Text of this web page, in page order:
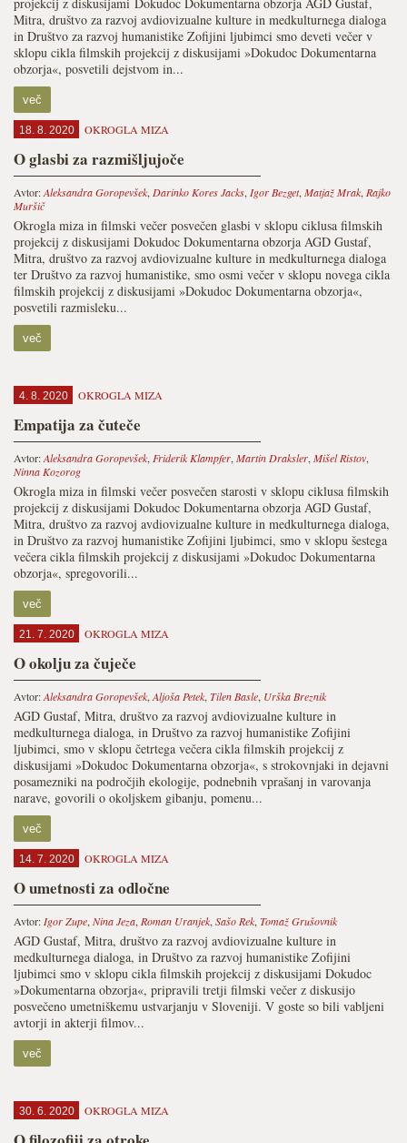
Mitra, društvo za razvoj avdiovizualne kulture in medkulturnega dialoga
in Društvo za razvoj humanistike Zofijini ljubimci smo deveti večer v
sklopu cikla filmskih projekcij z diskusijami »Dokudoc Dokumentarna
obzorja«, posvetili dejstvom in...
več
18. 8. 2020 OKROGLA MIZA
O glasbi za razmišljujoče
Avtor:Aleksandra Goropevšek, Darinko Kores Jacks, Igor Bezget, Matjaž Mrak, Rajko
Muršič
Okrogla miza in filmski večer posvečen glasbi v sklopu ciklusa filmskih
projekcij z diskusijami Dokudoc Dokumentarna obzorja AGD Gustaf,
Mitra, društvo za razvoj avdiovizualne kulture in medkulturnega dialoga
ter Društvo za razvoj humanistike, smo osmi večer v sklopu novega cikla
filmskih projekcij z diskusijami »Dokudoc Dokumentarna obzorja«,
posvetili razmisleku...
več
4. 8. 2020 OKROGLA MIZA
Empatija za čuteče
Avtor:Aleksandra Goropevšek, Friderik Klampfer, Martin Draksler, Mišel Ristov,
Ninna Kozorog
Okrogla miza in filmski večer posvečen starosti v sklopu ciklusa filmskih
projekcij z diskusijami Dokudoc Dokumentarna obzorja AGD Gustaf,
Mitra, društvo za razvoj avdiovizualne kulture in medkulturnega dialoga,
in Društvo za razvoj humanistike Zofijini ljubimci, smo v sklopu šestega
večera cikla filmskih projekcij z diskusijami »Dokudoc Dokumentarna
obzorja«, spregovorili...
več
21. 7. 2020 OKROGLA MIZA
O okolju za čuječe
Avtor:Aleksandra Goropevšek, Aljoša Petek, Tilen Basle, Urška Breznik
AGD Gustaf, Mitra, društvo za razvoj avdiovizualne kulture in
medkulturnega dialoga, in Društvo za razvoj humanistike Zofijini
ljubimci, smo v sklopu četrtega večera cikla filmskih projekcij z
diskusijami »Dokudoc Dokumentarna obzorja«, s strokovnjaki in dejavni
posamezniki na področjih ekologije, podnebnih vprašanj in varovanja
narave, govorili o okoljskem gibanju, pomenu...
več
14. 7. 2020 OKROGLA MIZA
O umetnosti za odločne
Avtor: Igor Zupe, Nina Jeza, Roman Uranjek, Sašo Rek, Tomaž Grušovnik
AGD Gustaf, Mitra, društvo za razvoj avdiovizualne kulture in
medkulturnega dialoga, in Društvo za razvoj humanistike Zofijini
ljubimci smo v sklopu cikla filmskih projekcij z diskusijami Dokudoc
»Dokumentarna obzorja«, pripravili tretji filmski večer z diskusijo
posvečeno umetniškemu ustvarjanju v Sloveniji. V goste so bili vabljeni
avtorji in akterji filmov...
več
30. 6. 2020 OKROGLA MIZA